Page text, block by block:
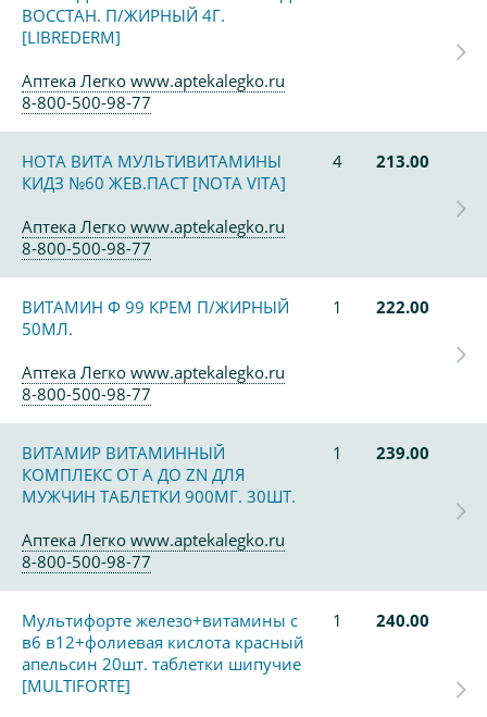
ВОССТАН. П/ЖИРНЫЙ 4Г.
[LIBREDERM]
Аптека Легко www.aptekalegko.ru
8-800-500-98-77
НОТА ВИТА МУЛЬТИВИТАМИНЫ
КИДЗ №60 ЖЕВ.ПАСТ [NOTA VITA]
4 213.00
Аптека Легко www.aptekalegko.ru
8-800-500-98-77
ВИТАМИН Ф 99 КРЕМ П/ЖИРНЫЙ
50МЛ.
1 222.00
Аптека Легко www.aptekalegko.ru
8-800-500-98-77
ВИТАМИР ВИТАМИННЫЙ
КОМПЛЕКС ОТ А ДО ZN ДЛЯ
МУЖЧИН ТАБЛЕТКИ 900МГ. 30ШТ.
1 239.00
Аптека Легко www.aptekalegko.ru
8-800-500-98-77
Мультифорте железо+витамины с
в6 в12+фолиевая кислота красный
апельсин 20шт. таблетки шипучие
[MULTIFORTE]
1 240.00